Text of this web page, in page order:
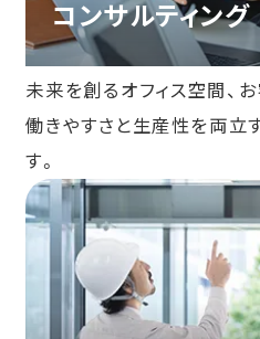
コンサルティング
未来を創るオフィス空間、
働きやすさと生産性を両立
す。